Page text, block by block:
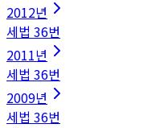
2012년
세법 36번
2011년
세법 36번
2009년
세법 36번